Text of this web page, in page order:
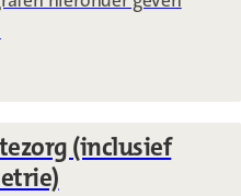
(inclusief